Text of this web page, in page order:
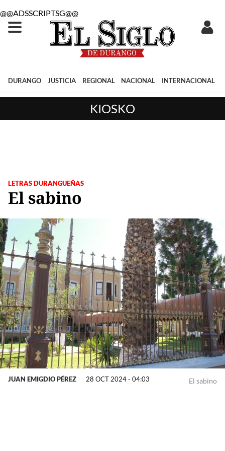
@@ADSSCRIPTSG@@
DURANGO JUSTICIA REGIONAL NACIONAL INTERNACIONAL
KIOSKO
LETRAS DURANGUEÑAS
El sabino
El sabino
JUAN EMIGDIO PÉREZ 28 OCT 2024 - 04:03